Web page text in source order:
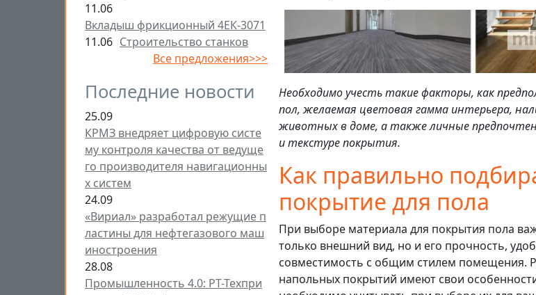
11.06
Вкладыш фрикционный 4ЕК-3071
11.06 Строительство станков
Все предложения>>>
Последние новости
25.09
КРМЗ внедряет цифровую систе
му контроля качества от ведуще
го производителя навигационны
х систем
24.09
«Вириал» разработал режущие п
ластины для нефтегазового маш
иностроения
28.08
Промышленность 4.0: РТ-Техпри
Необходимо учесть такие факторы, как
пол, желаемая цветовая гамма интерьера,
животных в доме, а также личные
и текстуре покрытия.
Как правильно
покрытие для пола
При выборе материала для покрытия пола
только внешний вид, но и его прочность,
совместимость с общим стилем помещения.
напольных покрытий имеют свои